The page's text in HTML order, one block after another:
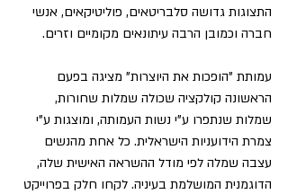
התצוגות גדושה סלבריטאים, פוליטיקאים, אנשי
חברה וכמובן הרבה עיתונאים מקומיים וזרים.
עמותת "הופכות את היוצרות" מציגה בפעם
הראשונה קולקציה שכולה שמלות שחורות,
שמלות שנתפרו ע"י נשות העמותה, ומוצגות ע"י
צמרת הידועניות הישראלית. כל אחת מהנשים
עצבה שמלה לפי מודל ההשראה האישית שלה,
הדוגמנית המושלמת בעיניה. לקחו חלק בפרוייקט